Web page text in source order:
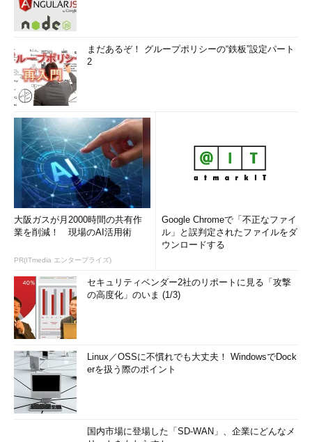
まだあるぞ！ グループポリシーの“鉄板”設定パート
2
大阪ガスが月2000時間の共有作
業を削減！ 現場のAI活用術
PR(ITmedia エンタープライズ)
Google Chromeで「不正なファイ
ル」と誤判定されたファイルをダ
ウンロードする
セキュリティベンダー2社のリポートに見る「攻撃
の高度化」のいま (1/3)
Linux／OSSに不慣れでも大丈夫！ WindowsでDock
erを扱う際のポイント
国内市場に登場した「SD-WAN」、企業にどんなメ